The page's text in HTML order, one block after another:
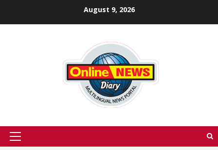
August 9, 2026
Primary